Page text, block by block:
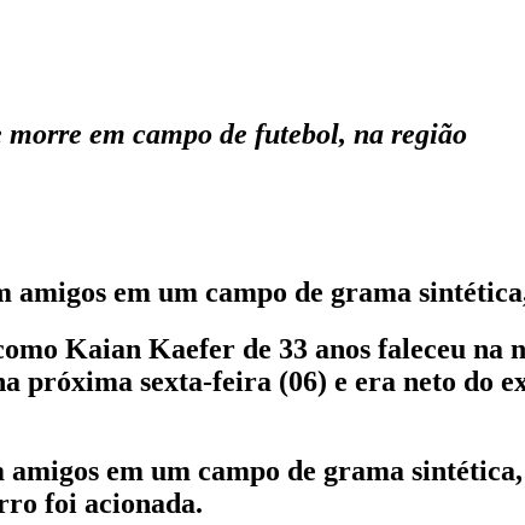
em campo de futebol, na região
em um campo de grama
Kaian Kaefer de 33 anos faleceu
próxima sexta-feira (06) e era neto do
em um campo de grama
foi acionada.